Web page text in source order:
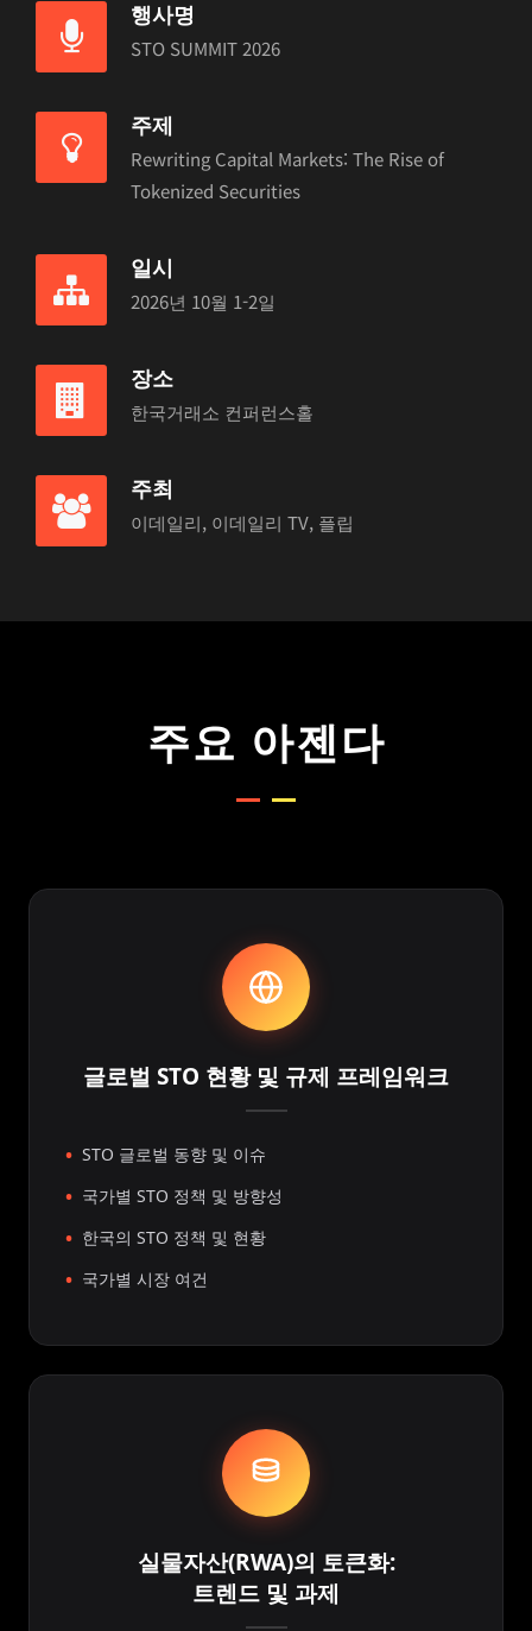
행사명
STO SUMMIT 2026
주제
Rewriting Capital Markets: The Rise of
Tokenized Securities
일시
2026년 10월 1-2일
장소
한국거래소 컨퍼런스홀
주최
이데일리, 이데일리 TV, 플립
주요 아젠다
글로벌 STO 현황 및 규제 프레임워크
STO 글로벌 동향 및 이슈
국가별 STO 정책 및 방향성
한국의 STO 정책 및 현황
국가별 시장 여건
실물자산(RWA)의 토큰화:
트렌드 및 과제